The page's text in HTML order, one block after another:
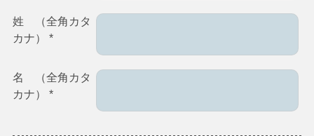
姓 （全角カタ
カナ） *
名 （全角カタ
カナ） *